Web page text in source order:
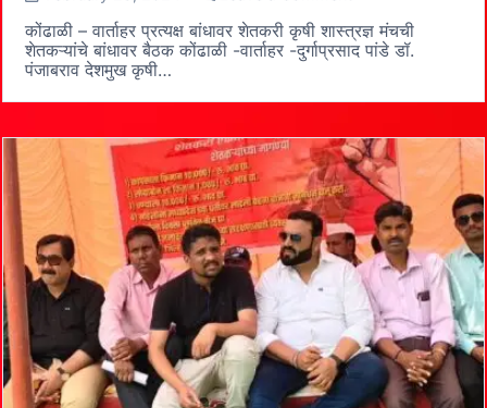
शास्त्रज्ञ
प्रत्यक्ष
शेतकऱ्यांचे
कोंढाळी – वार्ताहर प्रत्यक्ष बांधावर शेतकरी कृषी शास्त्रज्ञ मंचची
शेतकऱ्यांचे बांधावर बैठक‎ कोंढाळी -वार्ताहर -दुर्गाप्रसाद पांडे डॉ.
पंजाबराव देशमुख कृषी…